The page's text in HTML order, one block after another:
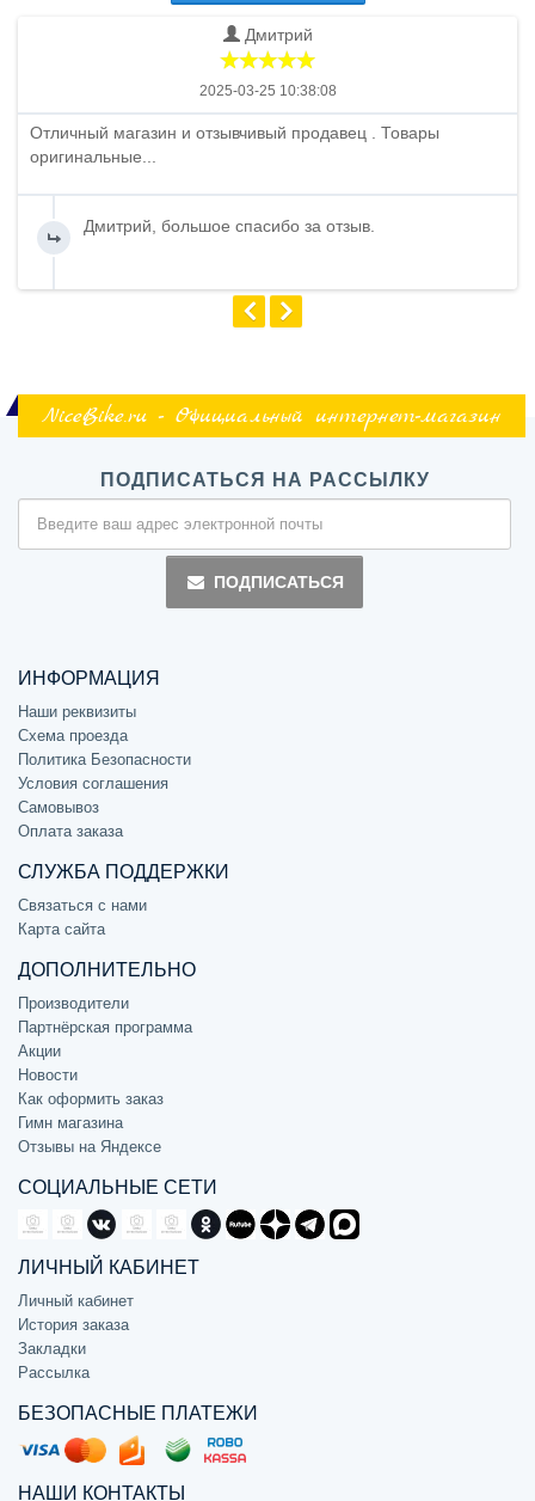
Дмитрий
2025-03-25 10:38:08
Отличный магазин и отзывчивый продавец . Товары
оригинальные...
Дмитрий, большое спасибо за отзыв.
NiceBike.ru - Официальный интернет-магазин
ПОДПИСАТЬСЯ НА РАССЫЛКУ
ПОДПИСАТЬСЯ
ИНФОРМАЦИЯ
Наши реквизиты
Схема проезда
Политика Безопасности
Условия соглашения
Самовывоз
Оплата заказа
СЛУЖБА ПОДДЕРЖКИ
Связаться с нами
Карта сайта
ДОПОЛНИТЕЛЬНО
Производители
Партнёрская программа
Акции
Новости
Как оформить заказ
Гимн магазина
Отзывы на Яндексе
СОЦИАЛЬНЫЕ СЕТИ
ЛИЧНЫЙ КАБИНЕТ
Личный кабинет
История заказа
Закладки
Рассылка
БЕЗОПАСНЫЕ ПЛАТЕЖИ
НАШИ КОНТАКТЫ